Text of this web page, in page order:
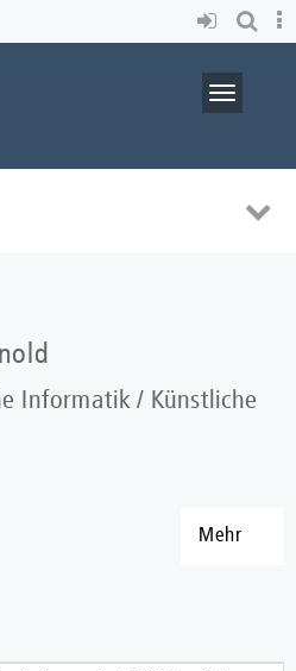
Toggle
Toggle
Informatik / Künstliche
Mehr